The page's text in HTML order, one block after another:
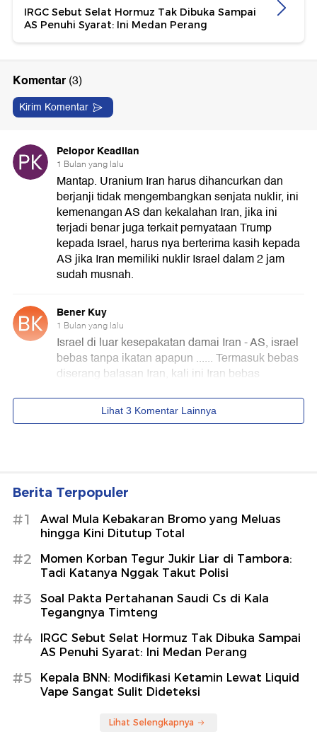
IRGC Sebut Selat Hormuz Tak Dibuka Sampai
AS Penuhi Syarat: Ini Medan Perang
Berita Terpopuler
#1
Awal Mula Kebakaran Bromo yang Meluas
hingga Kini Ditutup Total
#2
Momen Korban Tegur Jukir Liar di Tambora:
Tadi Katanya Nggak Takut Polisi
#3
Soal Pakta Pertahanan Saudi Cs di Kala
Tegangnya Timteng
#4
IRGC Sebut Selat Hormuz Tak Dibuka Sampai
AS Penuhi Syarat: Ini Medan Perang
#5
Kepala BNN: Modifikasi Ketamin Lewat Liquid
Vape Sangat Sulit Dideteksi
Lihat Selengkapnya